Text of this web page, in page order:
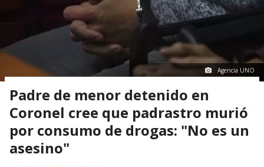
Agencia UNO
Padre de menor detenido en
Coronel cree que padrastro murió
por consumo de drogas: "No es un
asesino"